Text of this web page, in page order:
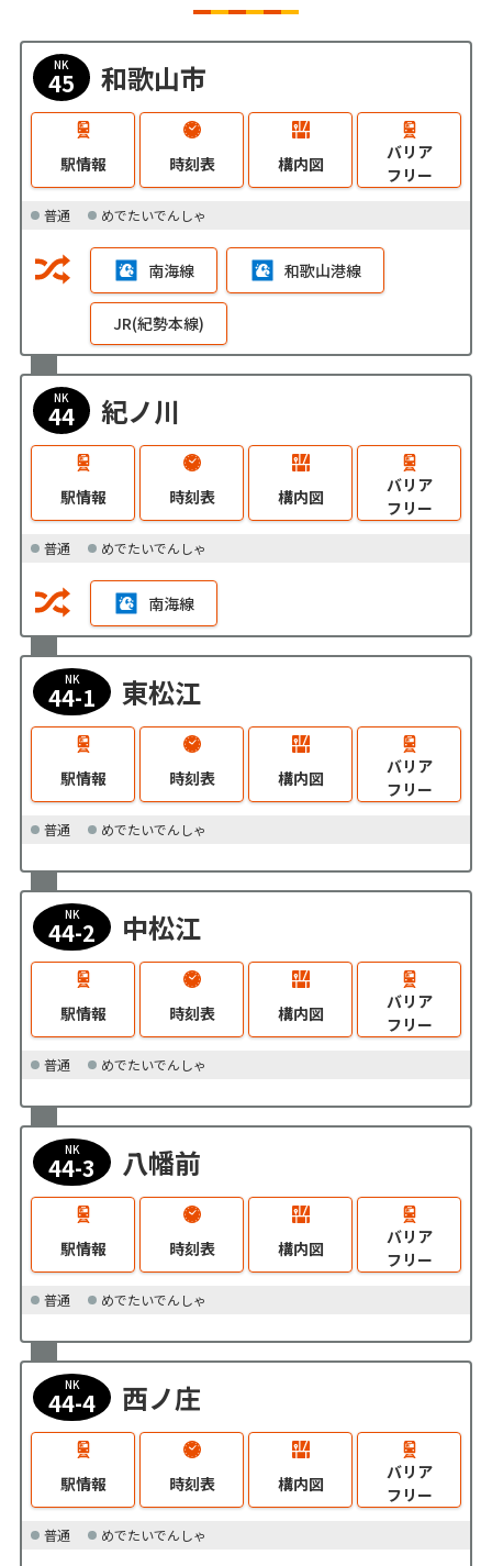
NK
45 和歌山市
駅情報 時刻表 構内図
バリア
フリー
普通 めでたいでんしゃ
南海線 和歌山港線
JR(紀勢本線)
NK
44 紀ノ川
駅情報 時刻表 構内図
バリア
フリー
普通 めでたいでんしゃ
南海線
NK
44-1 東松江
駅情報 時刻表 構内図
バリア
フリー
普通 めでたいでんしゃ
NK
44-2 中松江
駅情報 時刻表 構内図
バリア
フリー
普通 めでたいでんしゃ
NK
44-3 八幡前
駅情報 時刻表 構内図
バリア
フリー
普通 めでたいでんしゃ
NK
44-4 西ノ庄
駅情報 時刻表 構内図
バリア
フリー
普通 めでたいでんしゃ